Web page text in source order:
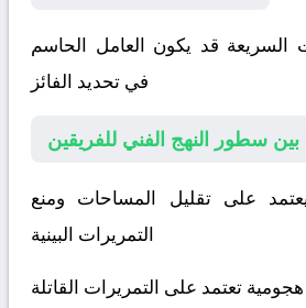
السريعة قد يكون العامل الحاسم
في تحديد الفائز
على تقليل المساحات ومنع
التمريرات البينية
تعتمد على التمريرات القاتلة